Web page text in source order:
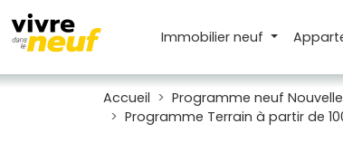
Immobilier neuf
Accueil Programme neuf
Programme Terrain à partir de